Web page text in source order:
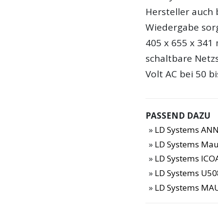
Hersteller auch
Wiedergabe
405 x 655 x
schaltbare
Volt AC bei 50
PASSEND DAZU
LD Systems
LD Systems
LD Systems
LD Systems
LD Systems